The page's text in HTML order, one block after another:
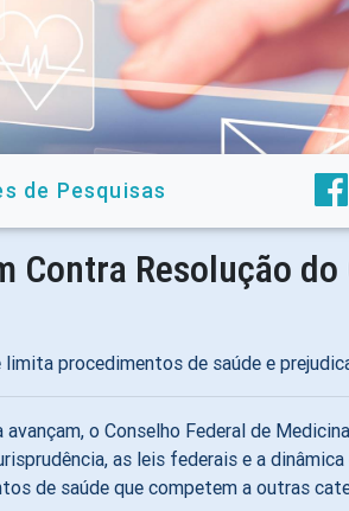
de Pesquisas
Contra Resolução do
procedimentos de saúde e
o Conselho Federal de
as leis federais e a
de saúde que competem a outras